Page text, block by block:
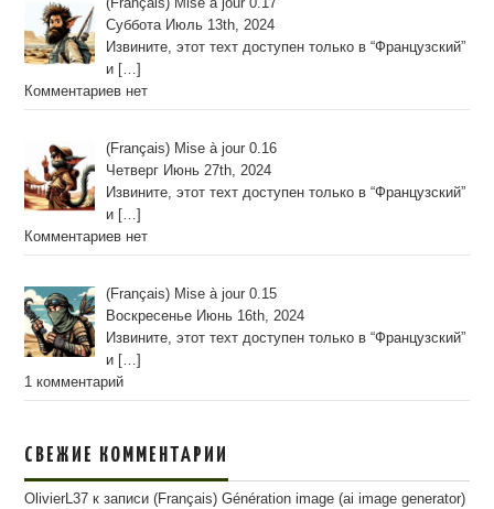
Суббота Июль 13th, 2024
Извините, этот техт доступен только в “Французский”
и […]
Комментариев нет
(Français) Mise à jour 0.16
Четверг Июнь 27th, 2024
Извините, этот техт доступен только в “Французский”
и […]
Комментариев нет
(Français) Mise à jour 0.15
Воскресенье Июнь 16th, 2024
Извините, этот техт доступен только в “Французский”
и […]
1 комментарий
СВЕЖИЕ КОММЕНТАРИИ
OlivierL37 к записи(Français) Génération image (ai image generator)